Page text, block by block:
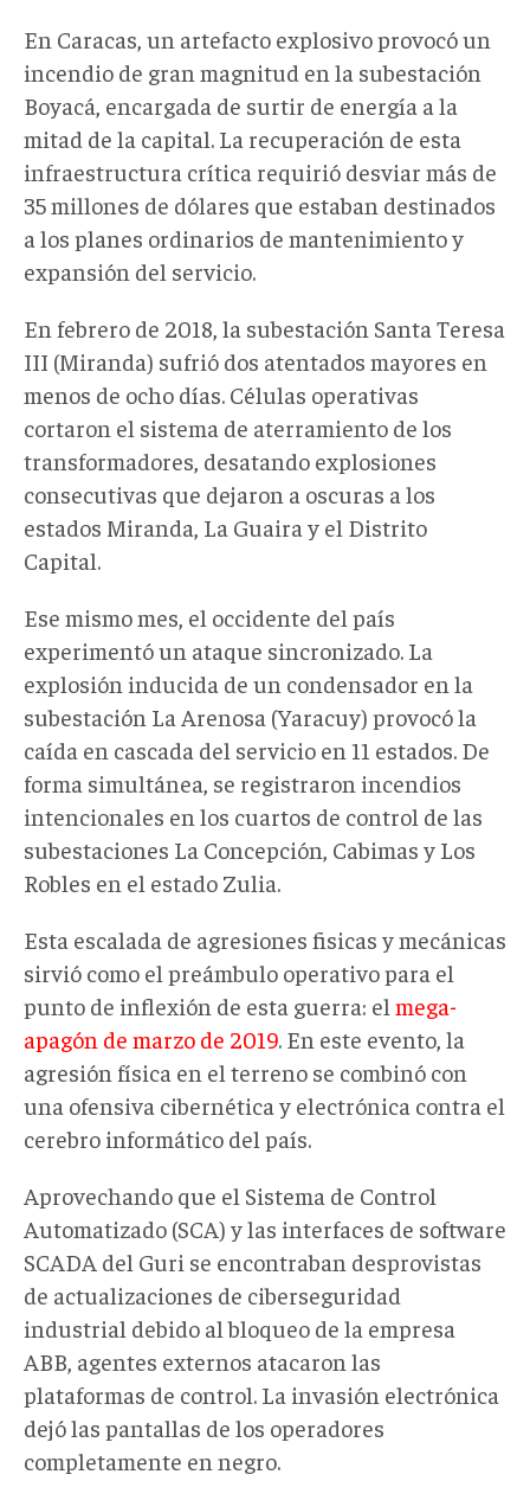
En Caracas, un artefacto explosivo provocó un
incendio de gran magnitud en la subestación
Boyacá, encargada de surtir de energía a la
mitad de la capital. La recuperación de esta
infraestructura crítica requirió desviar más de
35 millones de dólares que estaban destinados
a los planes ordinarios de mantenimiento y
expansión del servicio.
En febrero de 2018, la subestación Santa Teresa
III (Miranda) sufrió dos atentados mayores en
menos de ocho días. Células operativas
cortaron el sistema de aterramiento de los
transformadores, desatando explosiones
consecutivas que dejaron a oscuras a los
estados Miranda, La Guaira y el Distrito
Capital.
Ese mismo mes, el occidente del país
experimentó un ataque sincronizado. La
explosión inducida de un condensador en la
subestación La Arenosa (Yaracuy) provocó la
caída en cascada del servicio en 11 estados. De
forma simultánea, se registraron incendios
intencionales en los cuartos de control de las
subestaciones La Concepción, Cabimas y Los
Robles en el estado Zulia.
Esta escalada de agresiones fisicas y mecánicas
sirvió como el preámbulo operativo para el
punto de inflexión de esta guerra: el mega-
apagón de marzo de 2019. En este evento, la
agresión física en el terreno se combinó con
una ofensiva cibernética y electrónica contra el
cerebro informático del país.
Aprovechando que el Sistema de Control
Automatizado (SCA) y las interfaces de software
SCADA del Guri se encontraban desprovistas
de actualizaciones de ciberseguridad
industrial debido al bloqueo de la empresa
ABB, agentes externos atacaron las
plataformas de control. La invasión electrónica
dejó las pantallas de los operadores
completamente en negro.